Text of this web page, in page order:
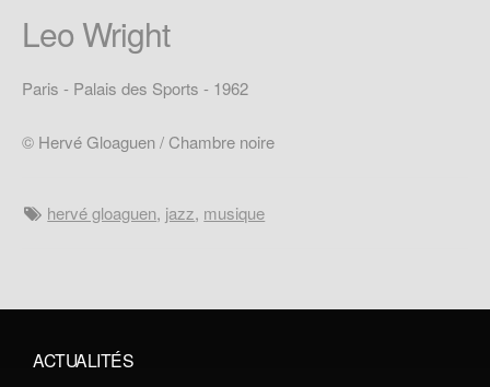
Leo Wright
Paris - Palais des Sports - 1962
© Hervé Gloaguen / Chambre noire
hervé gloaguen, jazz, musique
ACTUALITÉS